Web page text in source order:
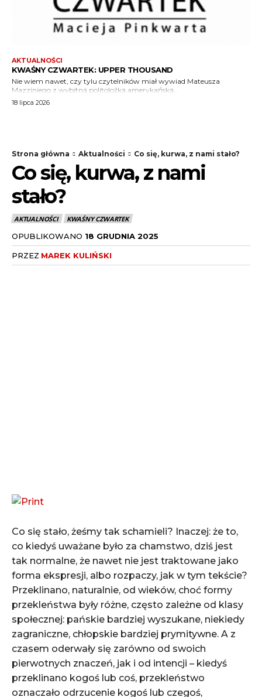
AKTUALNOŚCI
KWAŚNY CZWARTEK: UPPER THOUSAND
Nie wiem nawet, czy tylu czytelników miał wywiad Mateusza
Mazziniego z wybitną politolożką amerykańską...
18 lipca 2026